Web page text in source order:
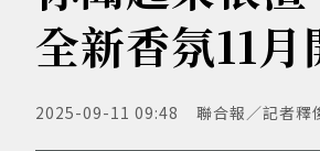
全新香氛11月
2025-09-11 09:48 聯合報／記者釋